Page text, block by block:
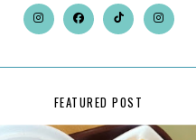
FEATURED POST